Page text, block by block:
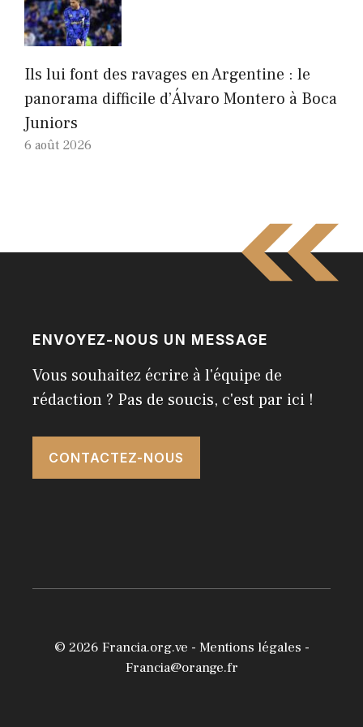
Ils lui font des ravages en Argentine : le
panorama difficile d’Álvaro Montero à Boca
Juniors
6 août 2026
ENVOYEZ-NOUS UN MESSAGE
Vous souhaitez écrire à l'équipe de
rédaction ? Pas de soucis, c'est par ici !
CONTACTEZ-NOUS
© 2026 Francia.org.ve - Mentions légales -
Francia@orange.fr